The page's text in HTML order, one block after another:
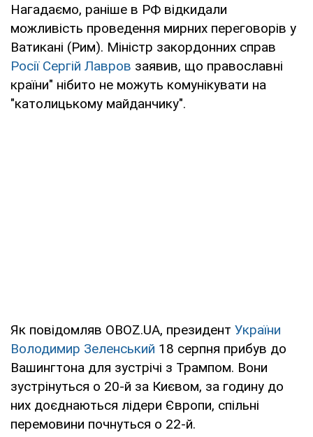
Нагадаємо, раніше в РФ відкидали
можливість проведення мирних переговорів у
Ватикані (Рим). Міністр закордонних справ
Росії Сергій Лавров заявив, що православні
країни" нібито не можуть комунікувати на
"католицькому майданчику".
Як повідомляв OBOZ.UA, президент України
Володимир Зеленський 18 серпня прибув до
Вашингтона для зустрічі з Трампом. Вони
зустрінуться о 20-й за Києвом, за годину до
них доєднаються лідери Європи, спільні
перемовини почнуться о 22-й.